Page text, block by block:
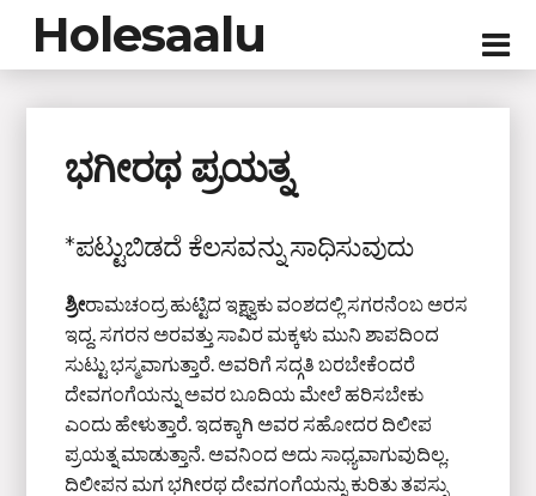
Holesaalu
ಭಗೀರಥ ಪ್ರಯತ್ನ
*ಪಟ್ಟುಬಿಡದೆ ಕೆಲಸವನ್ನು ಸಾಧಿಸುವುದು
ಶ್ರೀರಾಮಚಂದ್ರ ಹುಟ್ಟಿದ ಇಕ್ಷ್ವಾಕು ವಂಶದಲ್ಲಿ ಸಗರನೆಂಬ ಅರಸ
ಇದ್ದ. ಸಗರನ ಅರವತ್ತು ಸಾವಿರ ಮಕ್ಕಳು ಮುನಿ ಶಾಪದಿಂದ
ಸುಟ್ಟು ಭಸ್ಮವಾಗುತ್ತಾರೆ. ಅವರಿಗೆ ಸದ್ಗತಿ ಬರಬೇಕೆಂದರೆ
ದೇವಗಂಗೆಯನ್ನು ಅವರ ಬೂದಿಯ ಮೇಲೆ ಹರಿಸಬೇಕು
ಎಂದು ಹೇಳುತ್ತಾರೆ. ಇದಕ್ಕಾಗಿ ಅವರ ಸಹೋದರ ದಿಲೀಪ
ಪ್ರಯತ್ನ ಮಾಡುತ್ತಾನೆ. ಅವನಿಂದ ಅದು ಸಾಧ್ಯವಾಗುವುದಿಲ್ಲ.
ದಿಲೀಪನ ಮಗ ಭಗೀರಥ ದೇವಗಂಗೆಯನ್ನು ಕುರಿತು ತಪಸ್ಸು